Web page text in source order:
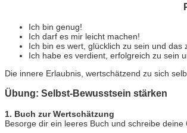
Ich bin genug!
Ich darf es mir leicht machen!
Ich bin es wert, glücklich zu sein und das
Ich habe es verdient, erfolgreich zu sein
Die innere Erlaubnis, wertschätzend zu sich
Übung: Selbst-Bewusstsein stärken
1. Buch zur Wertschätzung
Besorge dir ein leeres Buch und schreibe